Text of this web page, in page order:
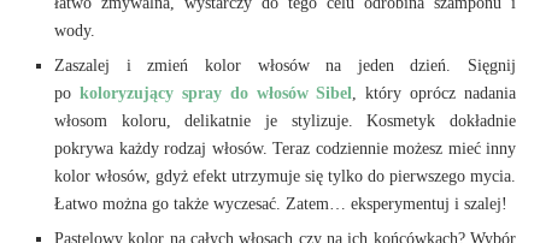
wody.
Zaszalej i zmień kolor włosów na jeden dzień. Sięgnij
po koloryzujący spray do włosów Sibel
, który oprócz nadania
włosom koloru, delikatnie je stylizuje. Kosmetyk dokładnie
pokrywa każdy rodzaj włosów. Teraz codziennie możesz mieć inny
kolor włosów, gdyż efekt utrzymuje się tylko do pierwszego mycia.
Łatwo można go także wyczesać. Zatem… eksperymentuj i szalej!
Pastelowy kolor na całych włosach czy na ich końcówkach? Wybór